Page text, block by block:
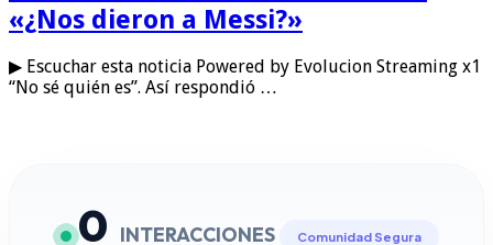
«¿Nos dieron a Messi?»
▶ Escuchar esta noticia Powered by Evolucion Streaming x1
“No sé quién es”. Así respondió …
0 INTERACCIONES Comunidad Segura